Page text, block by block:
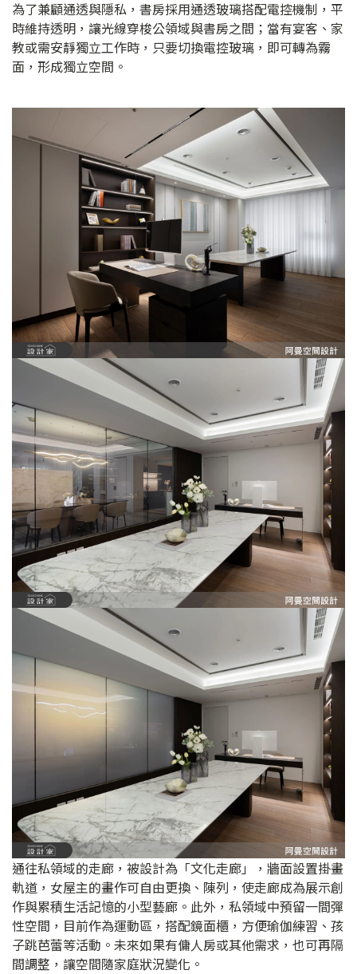
為了兼顧通透與隱私，書房採用通透玻璃搭配電控機制，平
時維持透明，讓光線穿梭公領域與書房之間；當有宴客、家
教或需安靜獨立工作時，只要切換電控玻璃，即可轉為霧
面，形成獨立空間。
通往私領域的走廊，被設計為「文化走廊」，牆面設置掛畫
軌道，女屋主的畫作可自由更換、陳列，使走廊成為展示創
作與累積生活記憶的小型藝廊。此外，私領域中預留一間彈
性空間，目前作為運動區，搭配鏡面櫃，方便瑜伽練習、孩
子跳芭蕾等活動。未來如果有傭人房或其他需求，也可再隔
間調整，讓空間隨家庭狀況變化。